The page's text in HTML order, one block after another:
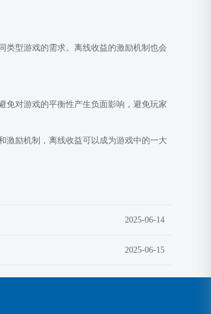
类型游戏的需求。离线收益的激励机制也会
免对游戏的平衡性产生负面影响，避免玩家
激励机制，离线收益可以成为游戏中的一大
2025-06-14
2025-06-15